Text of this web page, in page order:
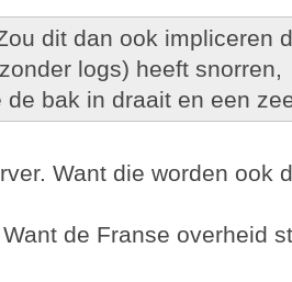
dit dan ook impliceren
logs) heeft snorren,
de bak in draait en een
Want die worden ook
de Franse overheid